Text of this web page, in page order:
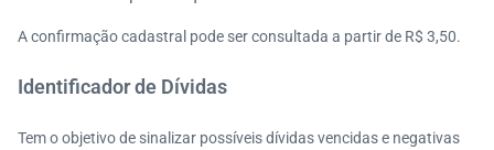
A confirmação cadastral pode ser consultada a partir de R$ 3,50.
Identificador de Dívidas
Tem o objetivo de sinalizar possíveis dívidas vencidas e negativas